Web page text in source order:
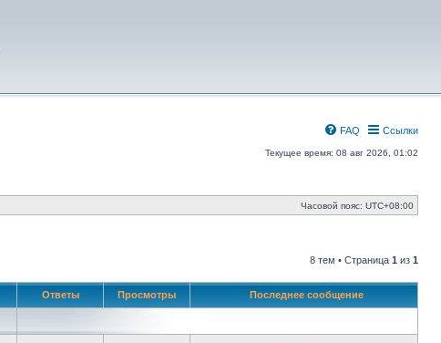
Ссылки
FAQ
Текущее время: 08 авг 2026, 01:02
Часовой пояс: UTC+08:00
8 тем • Страница 1 из 1
Ответы Просмотры Последнее сообщение